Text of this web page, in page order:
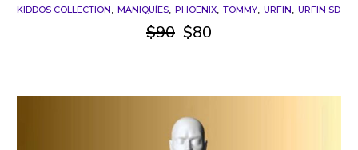
KIDDOS COLLECTION MANIQUÍES PHOENIX TOMMY URFIN URFIN SD
$90 El
$90.
$80
El
$80.